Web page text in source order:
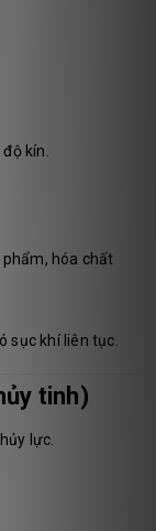
kín.
hóa chất
sục khí liên tục.
tinh)
lực.